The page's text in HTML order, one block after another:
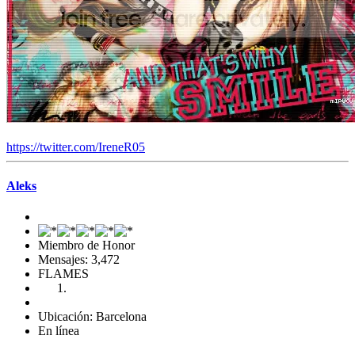
https://twitter.com/IreneR05
Aleks
Miembro de Honor
Mensajes: 3,472
FLAMES
Ubicación: Barcelona
En línea